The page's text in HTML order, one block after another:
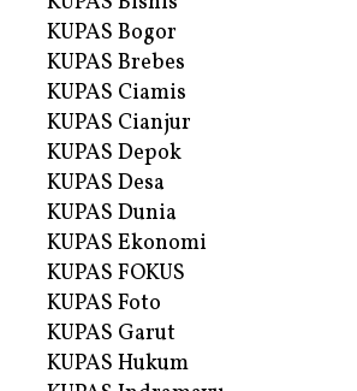
KUPAS Bogor
KUPAS Brebes
KUPAS Ciamis
KUPAS Cianjur
KUPAS Depok
KUPAS Desa
KUPAS Dunia
KUPAS Ekonomi
KUPAS FOKUS
KUPAS Foto
KUPAS Garut
KUPAS Hukum